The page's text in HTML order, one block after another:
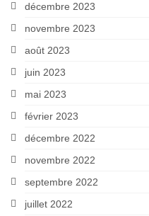
décembre 2023
novembre 2023
août 2023
juin 2023
mai 2023
février 2023
décembre 2022
novembre 2022
septembre 2022
juillet 2022